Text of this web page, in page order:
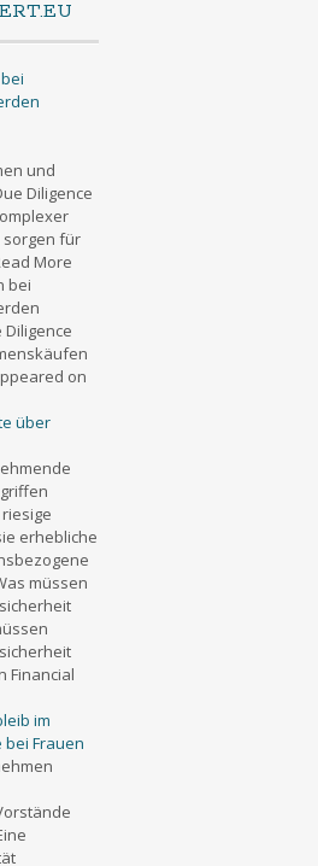
und
Diligence
für
More
bei
on
über
erhebliche
müssen
Financial
im
Frauen